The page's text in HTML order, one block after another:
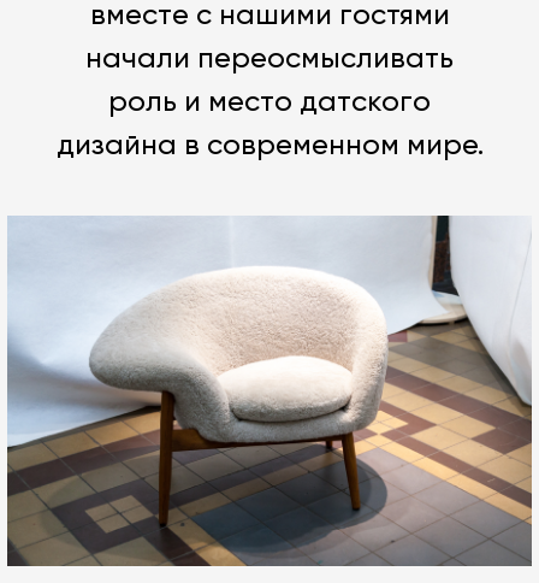
вместе с нашими гостями
начали переосмысливать
роль и место датского
дизайна в современном мире.